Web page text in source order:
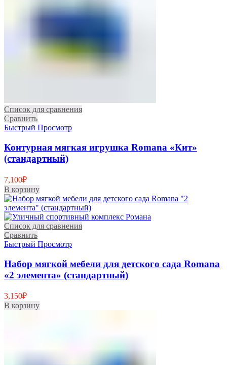
Список для сравнения
Сравнить
Быстрый Просмотр
Контурная мягкая игрушка Romana «Кит»
(стандартный)
7,100₽
В корзину
Список для сравнения
Сравнить
Быстрый Просмотр
Набор мягкой мебели для детского сада Romana
«2 элемента» (стандартный)
3,150₽
В корзину